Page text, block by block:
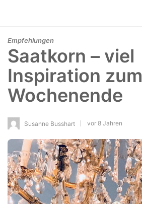
Empfehlungen
Saatkorn – viel
Inspiration zum
Wochenende
Susanne Busshart vor 8 Jahren